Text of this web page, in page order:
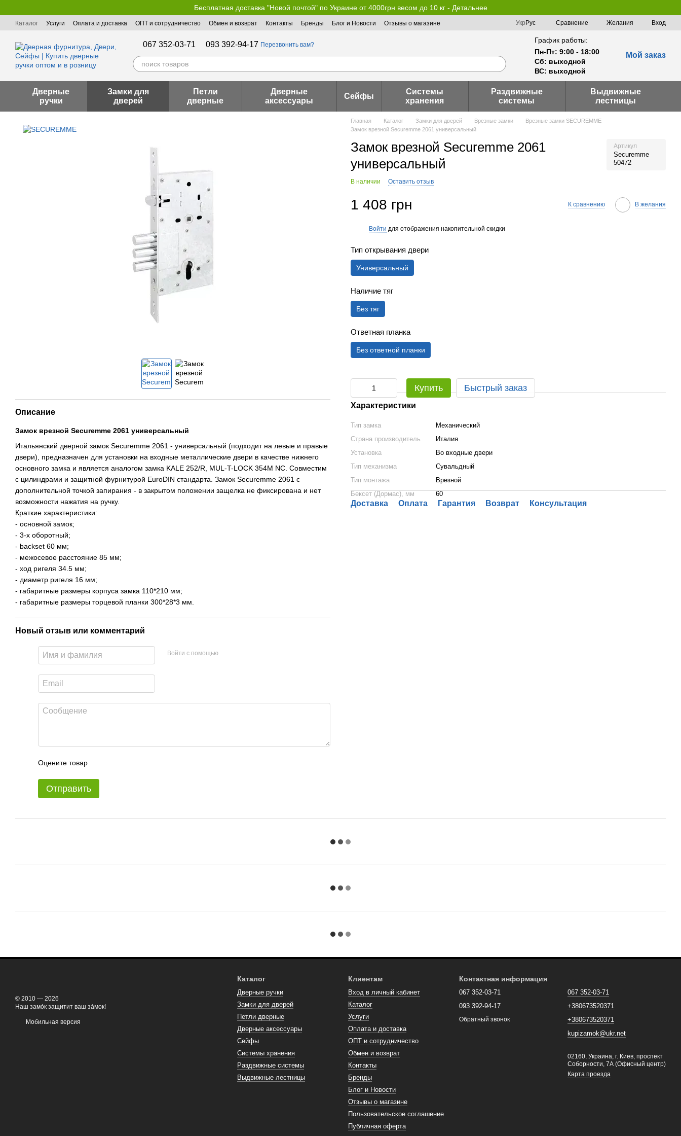
Бесплатная доставка "Новой почтой" по Украине от 4000грн весом до 10 кг - Детальнее
Каталог Услуги Оплата и доставка ОПТ и сотрудничество Обмен и возврат Контакты Бренды Блог и Новости
Отзывы о магазине
Укр Рус Сравнение Желания Вход
067 352-03-71 093 392-94-17 Перезвонить вам?
График работы:
Пн-Пт: 9:00 - 18:00
Сб: выходной
ВС: выходной
Мой заказ
Дверные
ручки
Замки для
дверей
Петли
дверные
Дверные
аксессуары
Сейфы
Системы
хранения
Раздвижные
системы
Выдвижные
лестницы
Описание
Замок врезной Securemme 2061 универсальный
Итальянский дверной замок Securemme 2061 - универсальный (подходит на левые и правые
двери), предназначен для установки на входные металлические двери в качестве нижнего
основного замка и является аналогом замка KALE 252/R, MUL-T-LOCK 354M NC. Совместим
с цилиндрами и защитной фурнитурой EuroDIN стандарта. Замок Securemme 2061 с
дополнительной точкой запирания - в закрытом положении защелка не фиксирована и нет
возможности нажатия на ручку.
Краткие характеристики:
- основной замок;
- 3-х оборотный;
- backset 60 мм;
- межосевое расстояние 85 мм;
- ход ригеля 34.5 мм;
- диаметр ригеля 16 мм;
- габаритные размеры корпуса замка 110*210 мм;
- габаритные размеры торцевой планки 300*28*3 мм.
Новый отзыв или комментарий
Войти с помощью
Оцените товар
Отправить
Главная Каталог Замки для дверей Врезные замки
Врезные замки SECUREMME
Замок врезной Securemme 2061 универсальный
Замок врезной Securemme 2061
универсальный
Артикул
Securemme
50472
В наличии Оставить отзыв
1 408 грн К сравнению В желания
Войти для отображения накопительной скидки
Тип открывания двери
Универсальный
Наличие тяг
Без тяг
Ответная планка
Без ответной планки
Купить Быстрый заказ
Характеристики
Тип замка
Механический
Страна производитель
Италия
Установка
Во входные двери
Тип механизма
Сувальдный
Тип монтажа
Врезной
Бексет (Дормас), мм
60
Доставка Оплата Гарантия Возврат Консультация
© 2010 — 2026
Наш замо́к защитит ваш за́мок!
Мобильная версия
Каталог
Дверные ручки
Замки для дверей
Петли дверные
Дверные аксессуары
Сейфы
Системы хранения
Раздвижные системы
Выдвижные лестницы
Клиентам
Вход в личный кабинет
Каталог
Услуги
Оплата и доставка
ОПТ и сотрудничество
Обмен и возврат
Контакты
Бренды
Блог и Новости
Отзывы о магазине
Пользовательское соглашение
Публичная оферта
Контактная информация
067 352-03-71
093 392-94-17
Обратный звонок
067 352-03-71
+380673520371
+380673520371
kupizamok@ukr.net
02160, Украина, г. Киев, проспект
Соборности, 7А (Офисный центр)
Карта проезда